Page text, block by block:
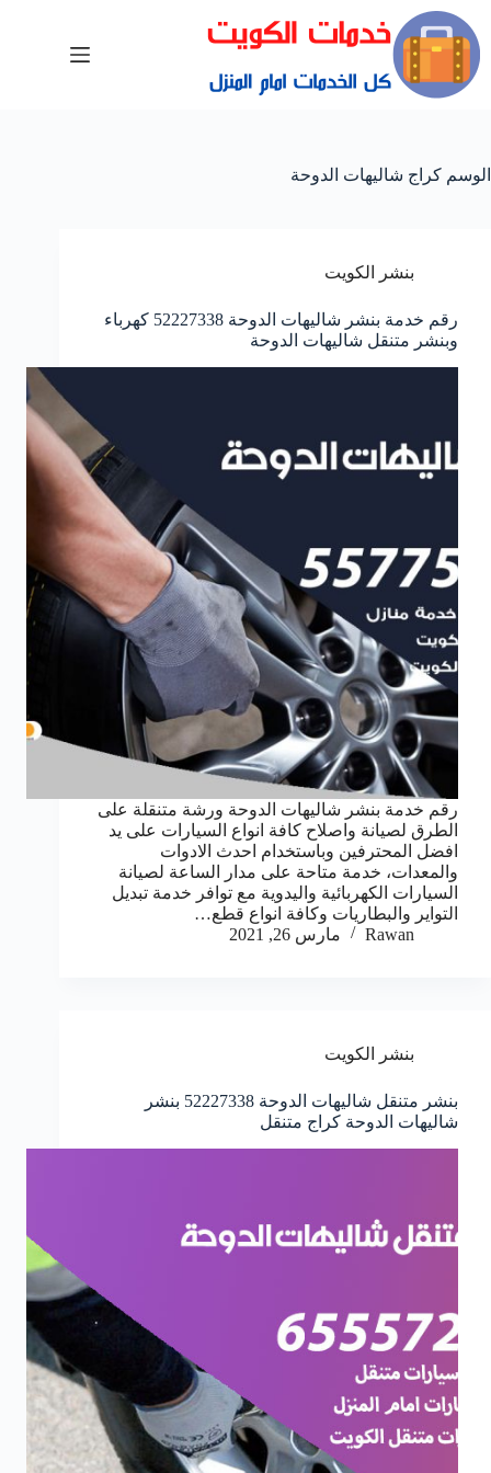
الوسم كراج شاليهات الدوحة
بنشر الكويت
رقم خدمة بنشر شاليهات الدوحة 52227338 كهرباء
وبنشر متنقل شاليهات الدوحة
رقم خدمة بنشر شاليهات الدوحة ورشة متنقلة على
الطرق لصيانة واصلاح كافة انواع السيارات على يد
افضل المحترفين وباستخدام احدث الادوات
والمعدات، خدمة متاحة على مدار الساعة لصيانة
السيارات الكهربائية واليدوية مع توافر خدمة تبديل
التواير والبطاريات وكافة انواع قطع…
Rawan
مارس 26, 2021
بنشر الكويت
بنشر متنقل شاليهات الدوحة 52227338 بنشر
شاليهات الدوحة كراج متنقل